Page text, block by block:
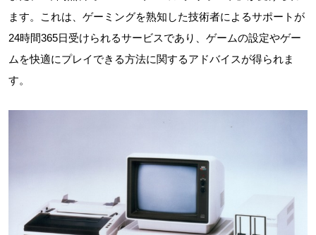
ます。これは、ゲーミングを熟知した技術者によるサポートが
24時間365日受けられるサービスであり、ゲームの設定やゲー
ムを快適にプレイできる方法に関するアドバイスが得られま
す。